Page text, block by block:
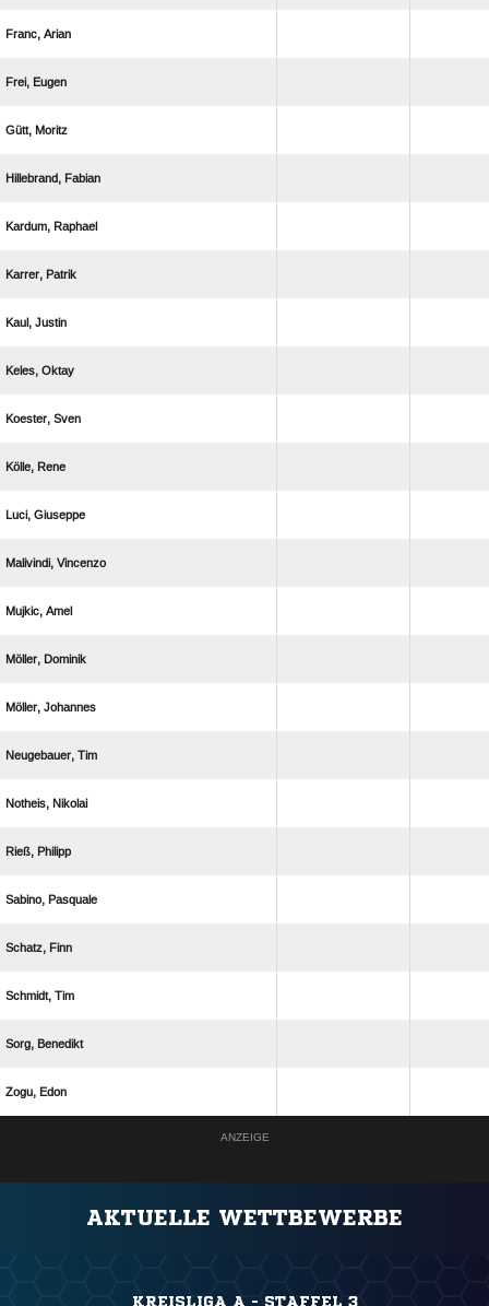
 
 
 
 
 
 
 
 
 
 
 
 
 
 
 
 
 
 
 
 
 
 
 
ANZEIGE
AKTUELLE WETTBEWERBE
KREISLIGA A - STAFFEL 3